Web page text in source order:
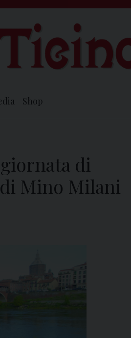
Shop
di
Mino Milani